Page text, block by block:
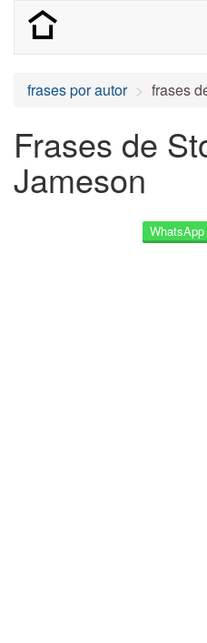
frases por autor frases
Frases de
Jameson
WhatsApp